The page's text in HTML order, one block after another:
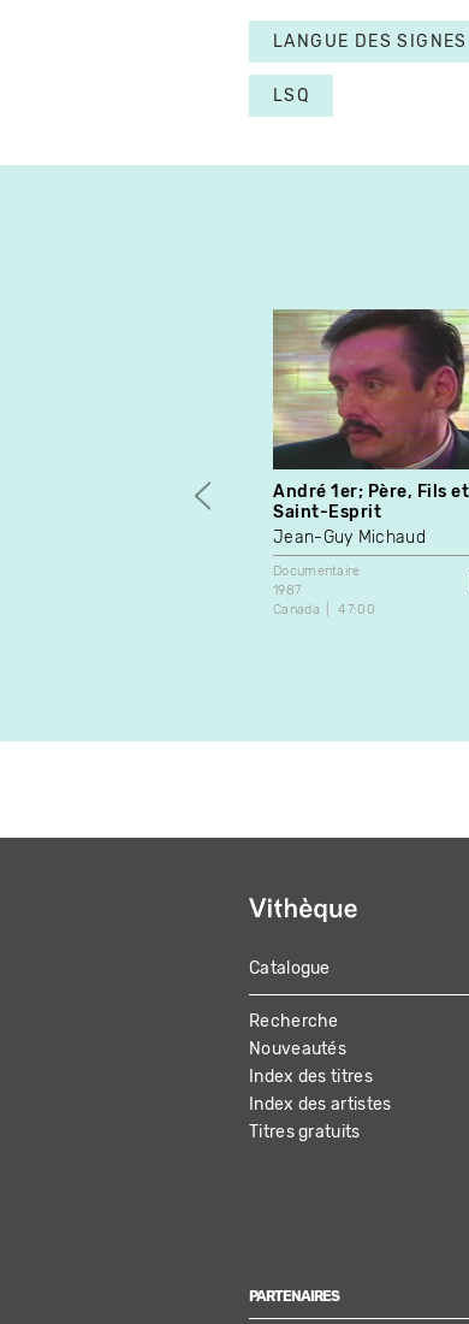
LANGUE DES
LSQ
André 1er; Père, Fils et
Saint-Esprit
Jean-Guy Michaud
Documentaire
1987
Canada
47:00
MAIN
NAVIGATION
Catalogue
Recherche
Nouveautés
Index des titres
Index des artistes
Titres gratuits
PARTENAIRES